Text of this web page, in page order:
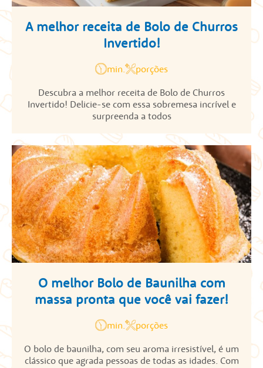
A melhor receita de Bolo de Churros
Invertido!
min.
porções
Descubra a melhor receita de Bolo de Churros
Invertido! Delicie-se com essa sobremesa incrível e
surpreenda a todos
O melhor Bolo de Baunilha com
massa pronta que você vai fazer!
min.
porções
O bolo de baunilha, com seu aroma irresistível, é um
clássico que agrada pessoas de todas as idades. Com